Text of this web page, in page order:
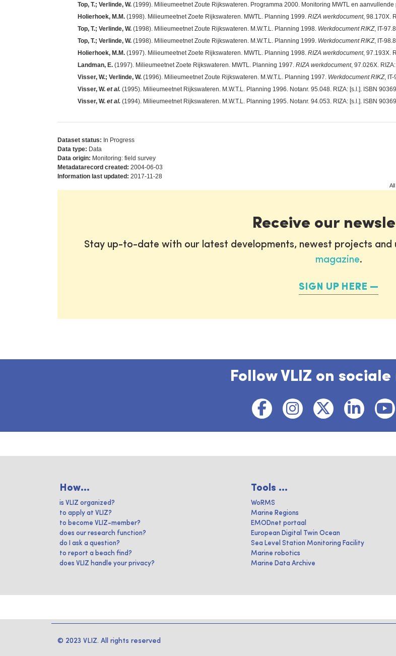
Top, T.; Verlinde, W. (1999). Milieumeetnet Zoute Rijkswateren. Programma 2000. Monitoring MWTL en aanvullende
Holierhoek, M.M. (1998). Milieumeetnet Zoete Rijkswateren. MWTL. Planning 1999. RIZA werkdocument, 98.170X.
Top, T.; Verlinde, W. (1998). Milieumeetnet Zoute Rijkswateren. M.W.T.L. Planning 1998. Werkdocument RIKZ, IT-
Top, T.; Verlinde, W. (1998). Milieumeetnet Zoute Rijkswateren. M.W.T.L. Planning 1999. Werkdocument RIKZ, IT-
Holierhoek, M.M. (1997). Milieumeetnet Zoete Rijkswateren. MWTL. Planning 1998. RIZA werkdocument, 97.193X.
Landman, E. (1997). Milieumeetnet Zoete Rijkswateren. MWTL. Planning 1997. RIZA werkdocument, 97.026X.
Visser, W.; Verlinde, W. (1996). Milieumeetnet Zoute Rijkswateren. M.W.T.L. Planning 1997. Werkdocument RIKZ,
Visser, W. et al. (1995). Milieumeetnet Rijkswateren. M.W.T.L. Planning 1996. Notanr. 95.048. RIZA: [s.l.]. ISBN
Visser, W. et al. (1994). Milieumeetnet Rijkswateren. M.W.T.L. Planning 1995. Notanr. 94.053. RIZA: [s.l.]. ISBN
Dataset status: In Progress
Data type: Data
Data origin: Monitoring: field survey
Metadatarecord created: 2004-06-03
Information last updated: 2017-11-28
Receive our
Stay up-to-date with our latest developments, newest projects and
magazine.
SIGN UP HERE
Follow VLIZ on
How...
is VLIZ organized?
to apply at VLIZ?
to become VLIZ-member?
does our research function?
do I ask a question?
to report a beach find?
does VLIZ handle your privacy?
Tools ...
WoRMS
Marine Regions
EMODnet portaal
European Digital Twin Ocean
Sea Level Station Monitoring Facility
Marine robotics
Marine Data Archive
© 2023 VLIZ. All rights reserved